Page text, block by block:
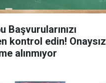
Başvurularınızı
kontrol edin! Onaysız
alınmıyor